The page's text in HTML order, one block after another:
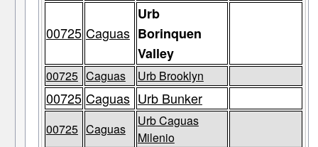
00725 Caguas
Urb
Borinquen
Valley
00725 Caguas Urb Brooklyn
00725 Caguas Urb Bunker
00725 Caguas
Urb Caguas
Milenio